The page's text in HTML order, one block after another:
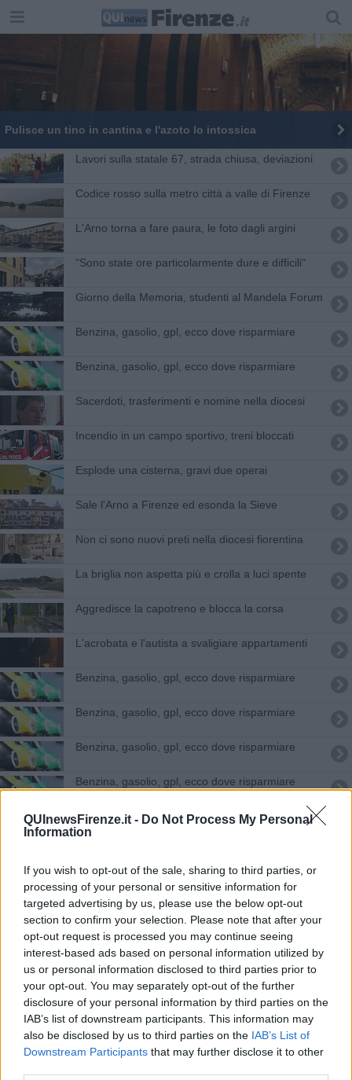
QUInewsFirenze.it - Do Not Process My Personal
Information
If you wish to opt-out of the sale, sharing to third parties, or
processing of your personal or sensitive information for
targeted advertising by us, please use the below opt-out
section to confirm your selection. Please note that after your
opt-out request is processed you may continue seeing
interest-based ads based on personal information utilized by
us or personal information disclosed to third parties prior to
your opt-out. You may separately opt-out of the further
disclosure of your personal information by third parties on the
IAB’s list of downstream participants. This information may
also be disclosed by us to third parties on the IAB’s List of
Downstream Participants that may further disclose it to other
Pulisce un tino in cantina e l'azoto lo intossica
Lavori sulla statale 67, strada chiusa, deviazioni
Codice rosso sulla metro città a valle di Firenze
L'Arno torna a fare paura, le foto dagli argini
"Sono state ore particolarmente dure e difficili"
Giorno della Memoria, studenti al Mandela Forum
​Benzina, gasolio, gpl, ecco dove risparmiare
​Benzina, gasolio, gpl, ecco dove risparmiare
Sacerdoti, trasferimenti e nomine nella diocesi
Incendio in un campo sportivo, treni bloccati
Esplode una cisterna, gravi due operai
Sale l'Arno a Firenze ed esonda la Sieve
Non ci sono nuovi preti nella diocesi fiorentina
La briglia non aspetta più e crolla a luci spente
Aggredisce la capotreno e blocca la corsa
L'acrobata e l'autista a svaligiare appartamenti
​Benzina, gasolio, gpl, ecco dove risparmiare
​Benzina, gasolio, gpl, ecco dove risparmiare
​Benzina, gasolio, gpl, ecco dove risparmiare
​Benzina, gasolio, gpl, ecco dove risparmiare
Energia pulita dall'Arno, completati 6 impianti
Rapina il gestore di un kebab a calci e pugni
Fuga di gas, evacuazioni e statale 67 chiusa
L'Arno invade la strada alle Sieci
Lungo Arno e Sieve i danni maggiori del
maltempo
Paura alle Sieci ma l'acqua rientra nell'Arno
Energia dall'Arno, 12 impianti idroelettrici sulle
pescaie